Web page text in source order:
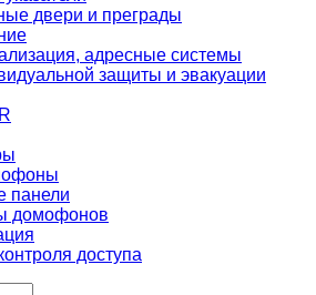
двери и преграды
адресные системы
защиты и эвакуации
панели
домофонов
доступа